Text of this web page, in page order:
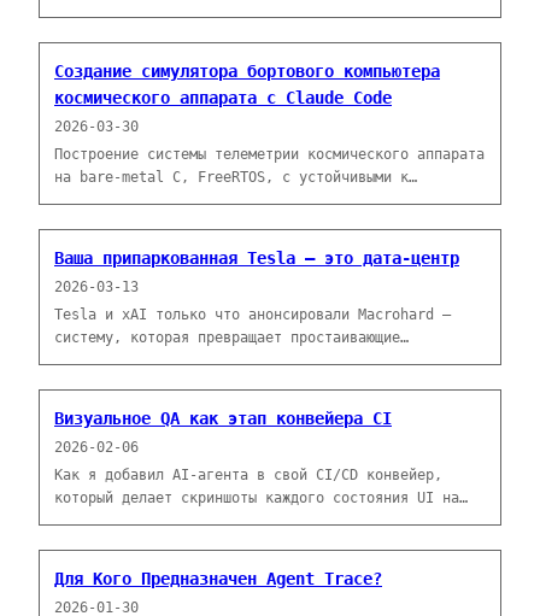
Большинство прошло чисто. Грязное научило меня
Создание симулятора бортового компьютера
космического аппарата с Claude Code
2026-03-30
Построение системы телеметрии космического аппарата
на bare-metal C, FreeRTOS, с устойчивыми к
задержкам сетями и задержками на расстоянии до
Ваша припаркованная Tesla — это дата-центр
2026-03-13
Tesla и xAI только что анонсировали Macrohard —
систему, которая превращает простаивающие
автомобили в персональных ИИ-агентов.
Визуальное QA как этап конвейера CI
2026-02-06
Как я добавил AI-агента в свой CI/CD конвейер,
который делает скриншоты каждого состояния UI на
трёх viewport'ах — десктоп, планшет и мобильный — и
Для Кого Предназначен Agent Trace?
2026-01-30